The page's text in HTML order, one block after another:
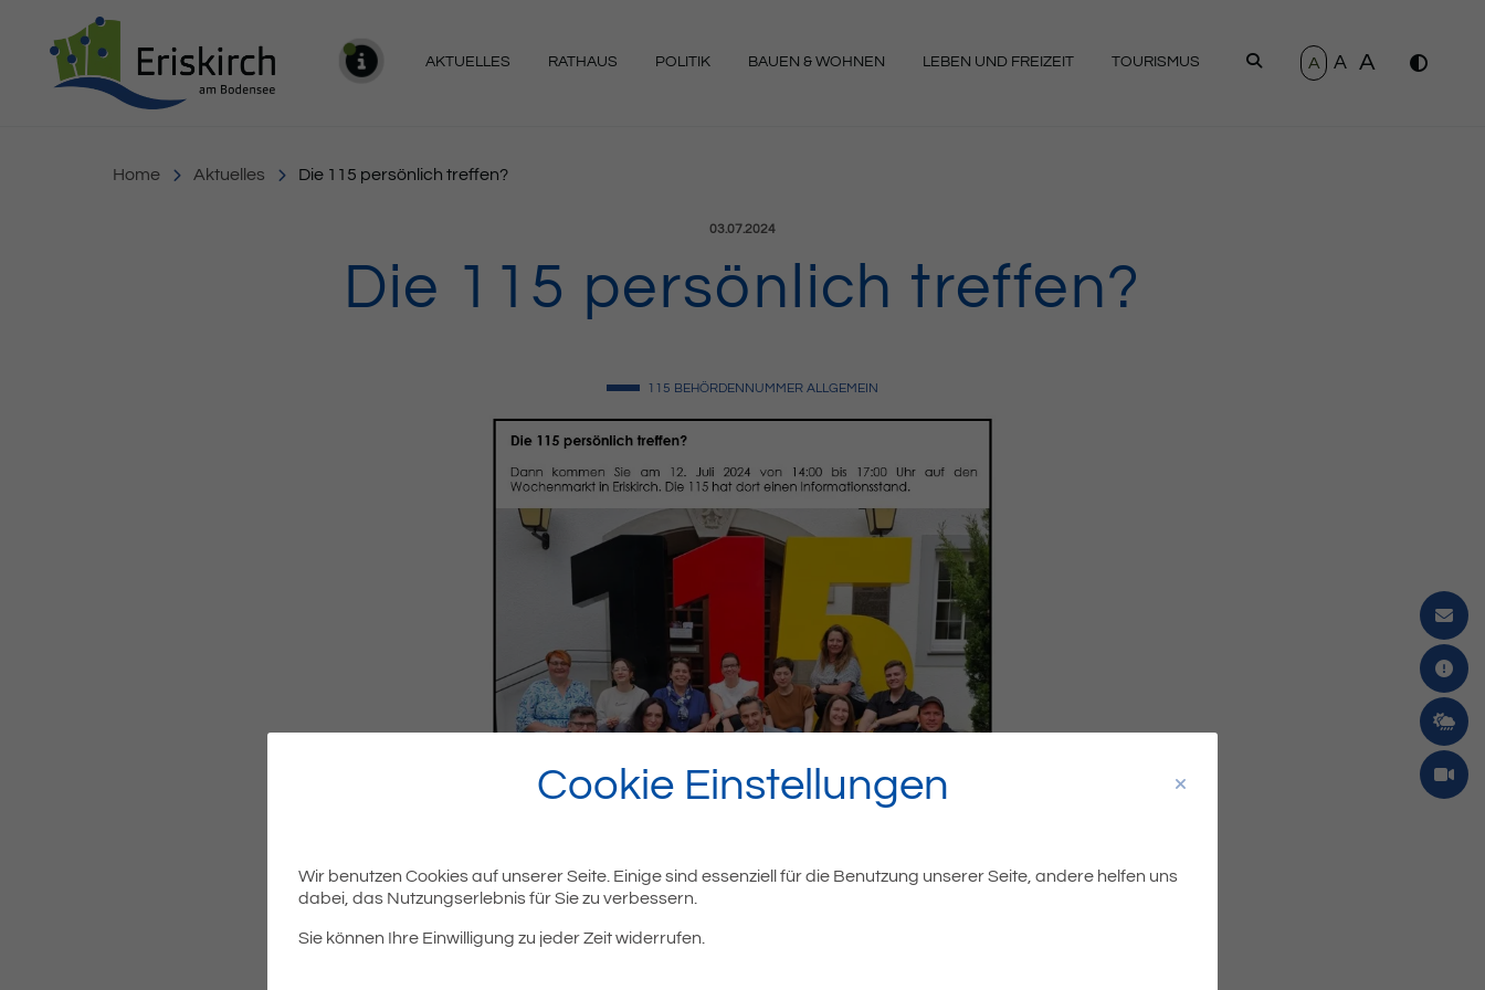
AKTUELLES RATHAUS POLITIK BAUEN & WOHNEN LEBEN UND FREIZEIT TOURISMUS SUCHEN
A A A
Home Aktuelles Die 115 persönlich treffen?
Veröffentlicht am:
03.07.2024
Die 115 persönlich treffen?
115 BEHÖRDENNUMMER ALLGEMEIN
Cookie Einstellungen
Wir benutzen Cookies auf unserer Seite. Einige sind essenziell für die Benutzung unserer Seite, andere helfen uns
dabei, das Nutzungserlebnis für Sie zu verbessern.
Sie können Ihre Einwilligung zu jeder Zeit widerrufen.